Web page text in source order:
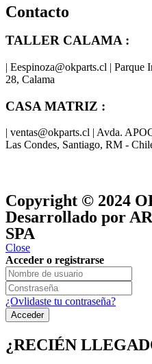
Contacto
TALLER CALAMA :
| Eespinoza@okparts.cl |
28, Calama
CASA MATRIZ :
| ventas@okparts.cl | Avda.
Las Condes, Santiago, RM -
Copyright © 2024
Desarrollado por
SPA
Close
Acceder o registrarse
¿Ovlidaste tu contraseña?
¿RECIÉN